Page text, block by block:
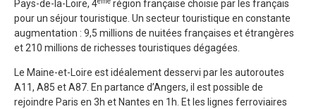
Pays-de-la-Loire, 4
région française choisie par les français
pour un séjour touristique. Un secteur touristique en constante
augmentation : 9,5 millions de nuitées françaises et étrangères
et 210 millions de richesses touristiques dégagées.
Le Maine-et-Loire est idéalement desservi par les autoroutes
A11, A85 et A87. En partance d’Angers, il est possible de
rejoindre Paris en 3h et Nantes en 1h. Et les lignes ferroviaires